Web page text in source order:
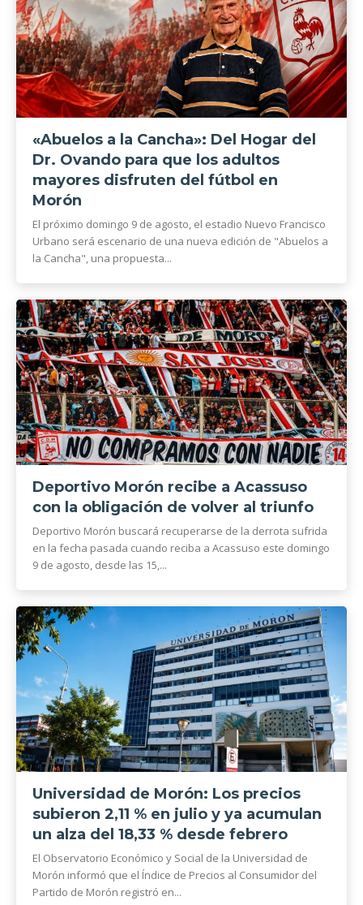
«Abuelos a la Cancha»: Del Hogar del
Dr. Ovando para que los adultos
mayores disfruten del fútbol en
Morón
El próximo domingo 9 de agosto, el estadio Nuevo Francisco
Urbano será escenario de una nueva edición de "Abuelos a
la Cancha", una propuesta...
Deportivo Morón recibe a Acassuso
con la obligación de volver al triunfo
Deportivo Morón buscará recuperarse de la derrota sufrida
en la fecha pasada cuando reciba a Acassuso este domingo
9 de agosto, desde las 15,...
Universidad de Morón: Los precios
subieron 2,11 % en julio y ya acumulan
un alza del 18,33 % desde febrero
El Observatorio Económico y Social de la Universidad de
Morón informó que el Índice de Precios al Consumidor del
Partido de Morón registró en...